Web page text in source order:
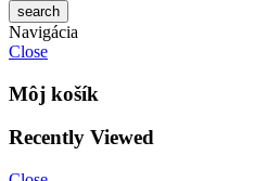
Navigácia
Close
Môj košík
Recently Viewed